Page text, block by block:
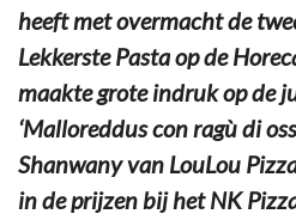
heeft met overmacht de
Lekkerste Pasta op de
maakte grote indruk op de
‘Malloreddus con ragù di
Shanwany van LouLou
in de prijzen bij het NK